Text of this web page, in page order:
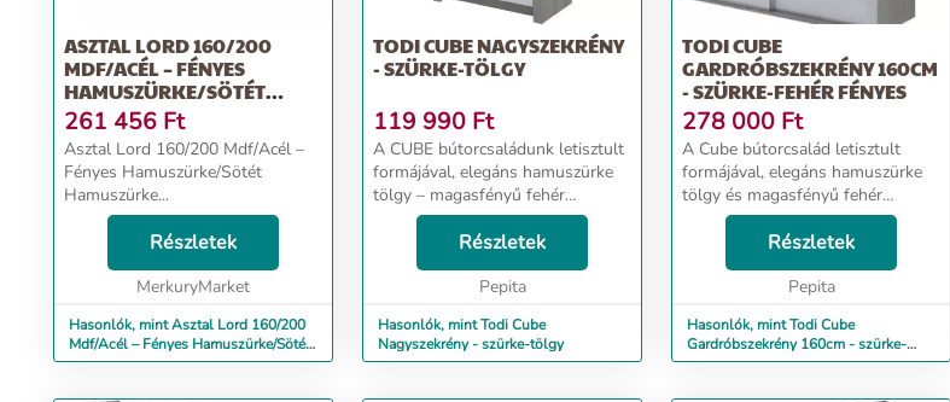
ASZTAL LORD 160/200
MDF/ACÉL – FÉNYES
HAMUSZÜRKE/SÖTÉT
HAMUSZÜRKE
261 456 Ft
Asztal Lord 160/200 Mdf/Acél –
Fényes Hamuszürke/Sötét
Hamuszürke...
Részletek
MerkuryMarket
Hasonlók, mint Asztal Lord 160/200
Mdf/Acél – Fényes Hamuszürke/Sötét
Hamuszürke
TODI CUBE NAGYSZEKRÉNY
- SZÜRKE-TÖLGY
119 990 Ft
A CUBE bútorcsaládunk letisztult
formájával, elegáns hamuszürke
tölgy – magasfényű fehér
színkombinációjával
természetességet és melegséget
áraszt. Jellemzői: - A Cube
nagyszekrény ajtajai mögött 5 p...
Részletek
Pepita
Hasonlók, mint Todi Cube
Nagyszekrény - szürke-tölgy
TODI CUBE
GARDRÓBSZEKRÉNY 160CM
- SZÜRKE-FEHÉR FÉNYES
278 000 Ft
A Cube bútorcsalád letisztult
formájával, elegáns hamuszürke
tölgy és magasfényű fehér
színkombinációjával
természetességet és melegséget
áraszt. A Cube gardróbszekrény
kialakításánál arra törekedtünk...
Részletek
Pepita
Hasonlók, mint Todi Cube
Gardróbszekrény 160cm - szürke-
fehér fényes